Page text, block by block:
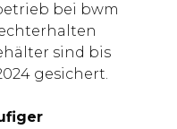
bei bwm
sind bis
gesichert.